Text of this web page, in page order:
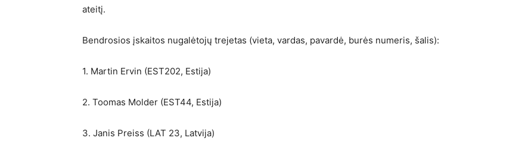
ateitį.
Bendrosios įskaitos nugalėtojų trejetas (vieta, vardas, pavardė, burės numeris, šalis):
1. Martin Ervin (EST202, Estija)
2. Toomas Molder (EST44, Estija)
3. Janis Preiss (LAT 23, Latvija)